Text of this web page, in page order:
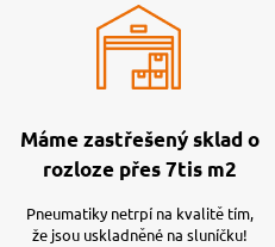
Máme zastřešený sklad o
rozloze přes 7tis m2
Pneumatiky netrpí na kvalitě tím,
že jsou uskladněné na sluníčku!